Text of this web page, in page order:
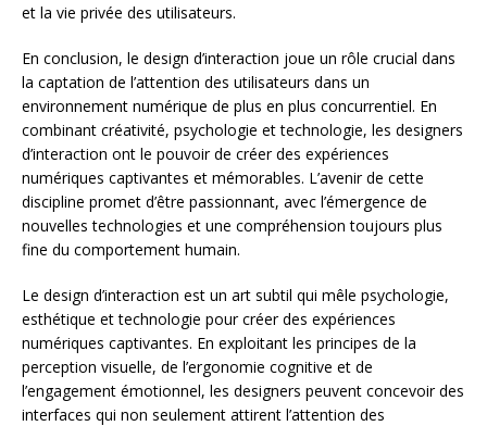
et la vie privée des utilisateurs.
En conclusion, le design d’interaction joue un rôle crucial dans
la captation de l’attention des utilisateurs dans un
environnement numérique de plus en plus concurrentiel. En
combinant créativité, psychologie et technologie, les designers
d’interaction ont le pouvoir de créer des expériences
numériques captivantes et mémorables. L’avenir de cette
discipline promet d’être passionnant, avec l’émergence de
nouvelles technologies et une compréhension toujours plus
fine du comportement humain.
Le design d’interaction est un art subtil qui mêle psychologie,
esthétique et technologie pour créer des expériences
numériques captivantes. En exploitant les principes de la
perception visuelle, de l’ergonomie cognitive et de
l’engagement émotionnel, les designers peuvent concevoir des
interfaces qui non seulement attirent l’attention des